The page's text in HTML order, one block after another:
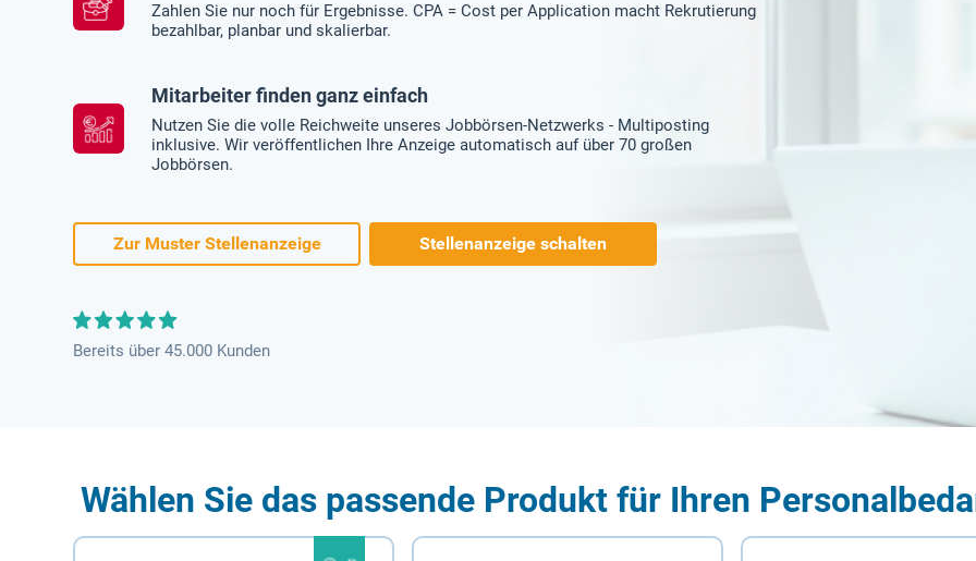
Zahlen Sie nur noch für Ergebnisse. CPA = Cost per Application macht Rekrutierung
bezahlbar, planbar und skalierbar.
Mitarbeiter finden ganz einfach
Nutzen Sie die volle Reichweite unseres Jobbörsen-Netzwerks - Multiposting
inklusive. Wir veröffentlichen Ihre Anzeige automatisch auf über 70 großen
Jobbörsen.
Zur Muster Stellenanzeige Stellenanzeige schalten
Bereits über 45.000 Kunden
Wählen Sie das passende Produkt für Ihren